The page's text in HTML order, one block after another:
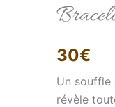
30€
Un souffle
révèle
quantité
de
Femme
Agate
Violette